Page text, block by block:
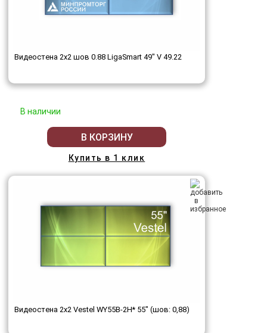
Видеостена 2x2 шов 0.88 LigaSmart 49" V 49.22
В наличии
В КОРЗИНУ
Купить в 1 клик
Видеостена 2x2 Vestel WY55B-2H* 55" (шов: 0,88)